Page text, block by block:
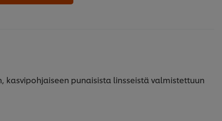
kasvipohjaiseen punaisista linsseistä valmistettuun